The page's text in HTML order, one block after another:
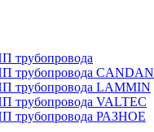
трубопровода
трубопровода CANDAN
трубопровода LAMMIN
трубопровода VALTEC
трубопровода РАЗНОЕ